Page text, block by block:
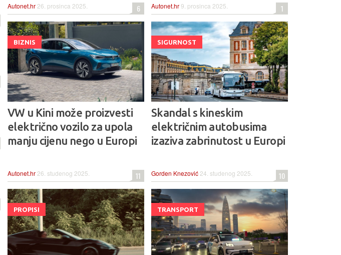
Autonet.hr 26. prosinca 2025. 6 Autonet.hr9. prosinca 2025. 1
BIZNIS
VW u Kini može proizvesti
električno vozilo za upola
manju cijenu nego u Europi
Autonet.hr 26. studenog 2025. 11
SIGURNOST
Skandal s kineskim
električnim autobusima
izaziva zabrinutost u Europi
Gorden Knezović 24. studenog 2025. 10
PROPISI TRANSPORT